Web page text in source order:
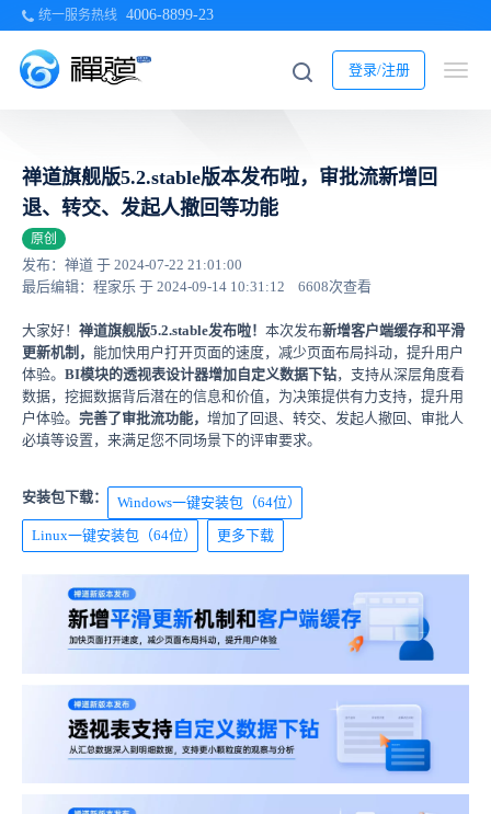
统一服务热线 4006-8899-23
登录/注册
禅道旗舰版5.2.stable版本发布啦，审批流新增回
退、转交、发起人撤回等功能
原创
发布：禅道 于 2024-07-22 21:01:00
最后编辑：程家乐 于 2024-09-14 10:31:12
6608次查看
大家好！ 禅道旗舰版5.2.stable发布啦！ 本次发布新增客户端缓存和平滑
更新机制， 能加快用户打开页面的速度，减少页面布局抖动，提升用户
体验。 BI模块的透视表设计器增加自定义数据下钻，支持从深层角度看
数据，挖掘数据背后潜在的信息和价值，为决策提供有力支持，提升用
户体验。 完善了审批流功能， 增加了回退、转交、发起人撤回、审批人
必填等设置，来满足您不同场景下的评审要求。
安装包下载：
Windows一键安装包（64位）
Linux一键安装包（64位）
更多下载